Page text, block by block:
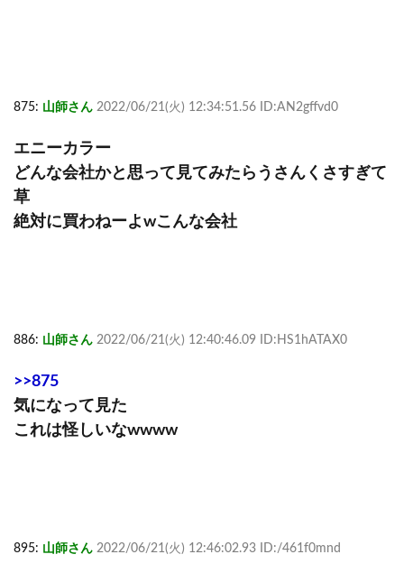
875: 山師さん 2022/06/21(火) 12:34:51.56 ID:AN2gffvd0
エニーカラー
どんな会社かと思って見てみたらうさんくさすぎて
草
絶対に買わねーよwこんな会社
886: 山師さん 2022/06/21(火) 12:40:46.09 ID:HS1hATAX0
>>875
気になって見た
これは怪しいなwwww
895: 山師さん 2022/06/21(火) 12:46:02.93 ID:/461f0mnd